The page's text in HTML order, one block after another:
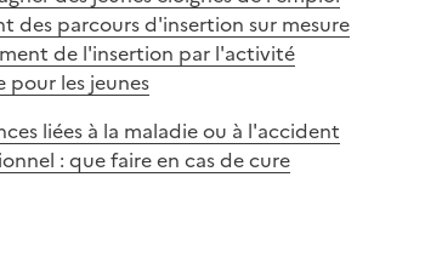
des parcours d'insertion sur mesure
de l'insertion par l'activité
pour les jeunes
liées à la maladie ou à l'accident
: que faire en cas de cure